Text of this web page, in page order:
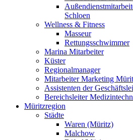
Schloen
Wellness & Fitness
Masseur
Rettungsschwimmer
Marina Mitarbeiter
Küster
Regionalmanager
Mitarbeiter Marketing
Assistenten der
Bereichsleiter
Müritzregion
Städte
Waren (Müritz)
Malchow